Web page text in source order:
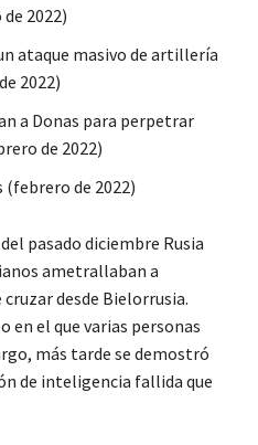
2022)
ataque masivo de artillería
2022)
a Donas para perpetrar
de 2022)
(febrero de 2022)
pasado diciembre Rusia
ametrallaban a
desde Bielorrusia.
en el que varias personas
más tarde se demostró
de inteligencia fallida que